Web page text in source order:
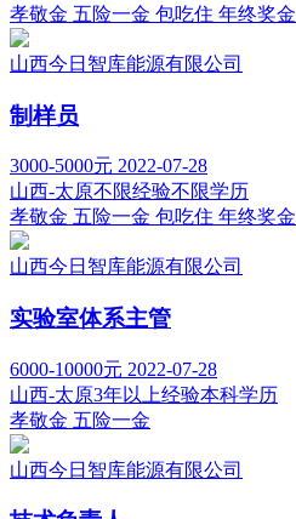
孝敬金 五险一金 包吃住 年终奖金
山西今日智库能源有限公司
制样员
3000-5000元 2022-07-28
山西-太原不限经验不限学历
孝敬金 五险一金 包吃住 年终奖金
山西今日智库能源有限公司
实验室体系主管
6000-10000元 2022-07-28
山西-太原3年以上经验本科学历
孝敬金 五险一金
山西今日智库能源有限公司